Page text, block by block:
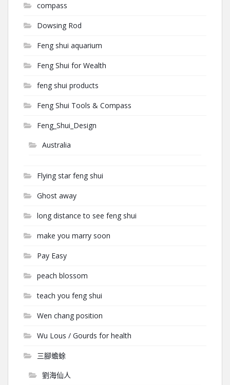
compass
Dowsing Rod
Feng shui aquarium
Feng Shui for Wealth
feng shui products
Feng Shui Tools & Compass
Feng_Shui_Design
Australia
Flying star feng shui
Ghost away
long distance to see feng shui
make you marry soon
Pay Easy
peach blossom
teach you feng shui
Wen chang position
Wu Lous / Gourds for health
三腳蟾蜍
劉海仙人